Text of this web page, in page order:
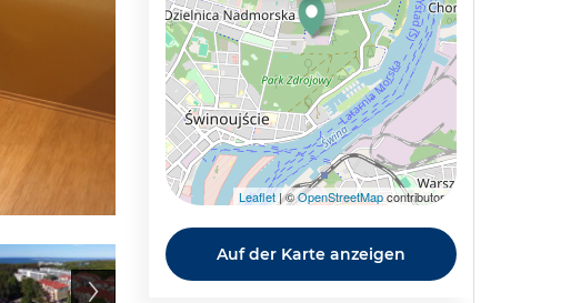
Leaflet | ©OpenStreetMapcontributors
Auf der Karte anzeigen